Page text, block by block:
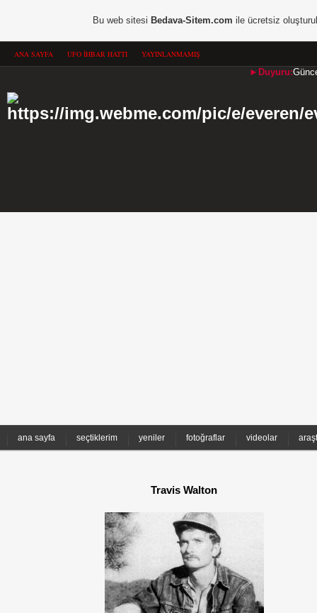
ANA SAYFA UFO İHBAR HATTI YAYINLANMAMIŞ
►Duyuru:
ana sayfa seçtiklerim yeniler fotoğraflar videolar
Travis Walton
Bu web sitesi Bedava-Sitem.com ile ücretsiz